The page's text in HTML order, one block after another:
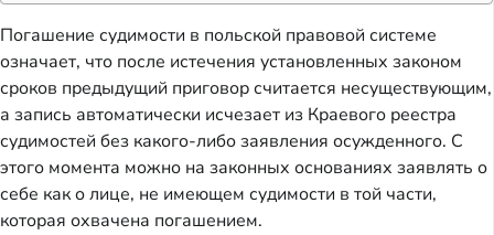
Погашение судимости в польской правовой системе
означает, что после истечения установленных законом
сроков предыдущий приговор считается несуществующим,
а запись автоматически исчезает из Краевого реестра
судимостей без какого-либо заявления осужденного. С
этого момента можно на законных основаниях заявлять о
себе как о лице, не имеющем судимости в той части,
которая охвачена погашением.